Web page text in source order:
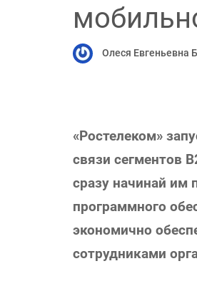
Олеся Евгеньевна
«Ростелеком»
связи сегментов
сразу начинай им
программного
экономично
сотрудниками